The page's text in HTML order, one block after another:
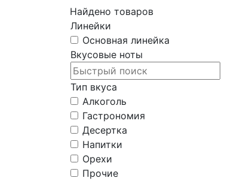
Найдено товаров
Линейки
Основная линейка
Вкусовые ноты
Тип вкуса
Алкоголь
Гастрономия
Десертка
Напитки
Орехи
Прочие